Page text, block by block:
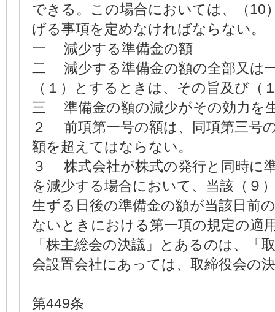
できる。この場合においては、（10
げる事項を定めなければならない。
一 減少する準備金の額
二 減少する準備金の額の全部又
（１）とするときは、その旨及び（
三 準備金の額の減少がその効力を
２ 前項第一号の額は、同項第三号
額を超えてはならない。
３ 株式会社が株式の発行と同時
を減少する場合において、当該（
生ずる日後の準備金の額が当該日前
ないときにおける第一項の規定の適
「株主総会の決議」とあるのは、「
会設置会社にあっては、取締役会の
第449条